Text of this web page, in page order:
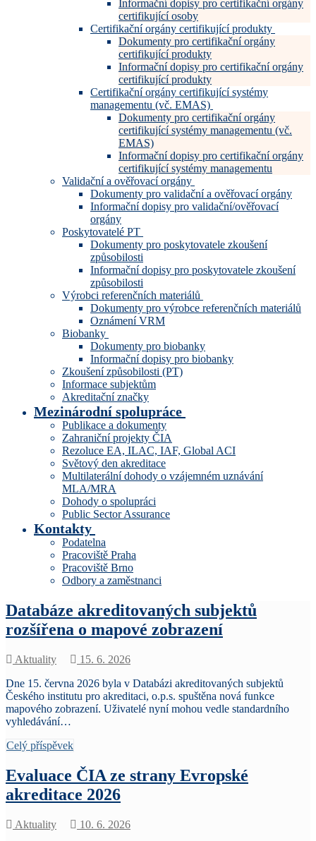
Informační dopisy pro certifikační orgány
certifikující osoby
Certifikační orgány certifikující produkty
Dokumenty pro certifikační orgány
certifikující produkty
Informační dopisy pro certifikační orgány
certifikující produkty
Certifikační orgány certifikující systémy
managementu (vč. EMAS)
Dokumenty pro certifikační orgány
certifikující systémy managementu (vč.
EMAS)
Informační dopisy pro certifikační orgány
certifikující systémy managementu
Validační a ověřovací orgány
Dokumenty pro validační a ověřovací orgány
Informační dopisy pro validační/ověřovací
orgány
Poskytovatelé PT
Dokumenty pro poskytovatele zkoušení
způsobilosti
Informační dopisy pro poskytovatele zkoušení
způsobilosti
Výrobci referenčních materiálů
Dokumenty pro výrobce referenčních materiálů
Oznámení VRM
Biobanky
Dokumenty pro biobanky
Informační dopisy pro biobanky
Zkoušení způsobilosti (PT)
Informace subjektům
Akreditační značky
Mezinárodní spolupráce
Publikace a dokumenty
Zahraniční projekty ČIA
Rezoluce EA, ILAC, IAF, Global ACI
Světový den akreditace
Multilaterální dohody o vzájemném uznávání
MLA/MRA
Dohody o spolupráci
Public Sector Assurance
Kontakty
Podatelna
Pracoviště Praha
Pracoviště Brno
Odbory a zaměstnanci
Databáze akreditovaných subjektů
rozšířena o mapové zobrazení
Aktuality
15. 6. 2026
Dne 15. června 2026 byla v Databázi akreditovaných subjektů
Českého institutu pro akreditaci, o.p.s. spuštěna nová funkce
mapového zobrazení. Uživatelé nyní mohou vedle standardního
vyhledávání…
Celý příspěvek
Evaluace ČIA ze strany Evropské
akreditace 2026
Aktuality
10. 6. 2026